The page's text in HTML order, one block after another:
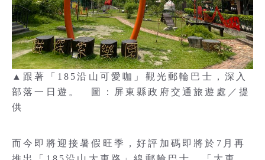
▲跟著「185沿山可愛咖」觀光郵輪巴士，深入
部落一日遊。 圖：屏東縣政府交通旅遊處／提
供
而今即將迎接暑假旺季，好評加碼即將於7月再